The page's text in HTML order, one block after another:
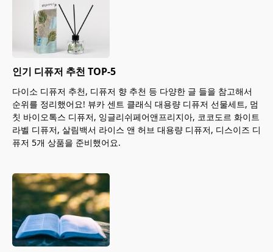
인기 디퓨저 추천 TOP-5
다이소 디퓨저 추천, 디퓨저 향 추천 등 다양한 글 들을 참고해서
순위를 정리했어요! 뷰카 센트 클래식 대용량 디퓨저 선물세트, 멈
칫 바이오톡스 디퓨저, 잉글리쉬페어앤프리지아, 코코도르 화이트
라벨 디퓨저, 살림백서 라이스 앤 허브 대용량 디퓨저, 디스이즈 디
퓨저 5개 상품을 준비했어요.